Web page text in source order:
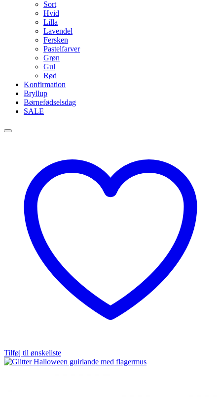
Sort
Hvid
Lilla
Lavendel
Fersken
Pastelfarver
Grøn
Gul
Rød
Konfirmation
Bryllup
Børnefødselsdag
SALE
Tilføj til ønskeliste